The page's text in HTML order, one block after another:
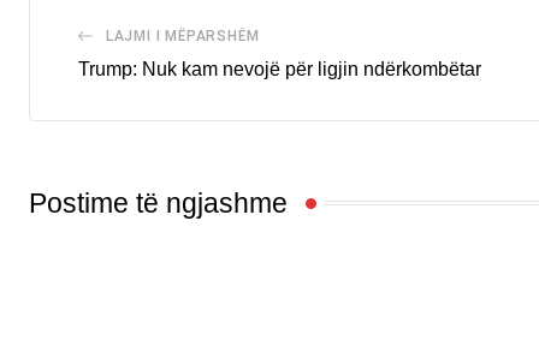
LAJMI I MËPARSHËM
Trump: Nuk kam nevojë për ligjin ndërkombëtar
Postime të ngjashme